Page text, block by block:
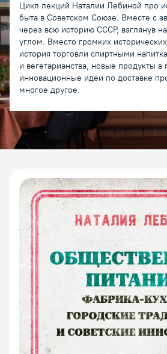
Цикл лекций Наталии Лебиной про
быта в Советском Союзе. Вместе с
через всю историю СССР, взглянув
углом. Вместо громких
история торговли спиртными
и вегетарианства, новые продукты
инновационные идеи по доставке
многое другое.